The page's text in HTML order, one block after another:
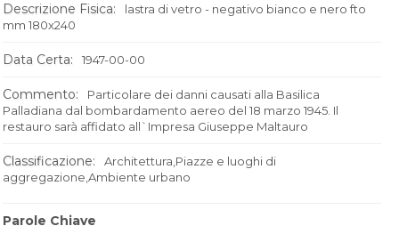
Parole Chiave
Classificazione:
Architettura,Piazze e luoghi di
aggregazione,Ambiente urbano
Descrizione Fisica:
lastra di vetro - negativo bianco e nero fto
mm 180x240
Data Certa: 1947-00-00
Commento:
Particolare dei danni causati alla Basilica
Palladiana dal bombardamento aereo del 18 marzo 1945. Il
restauro sarà affidato all`Impresa Giuseppe Maltauro